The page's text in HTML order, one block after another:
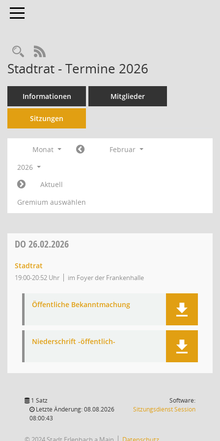
Toggle navigation
RSS-Feed
Stadtrat - Termine 2026
Informationen Mitglieder
Sitzungen
Monat
Februar
2026
Aktuell
Gremium auswählen
DO 26.02.2026
Stadtrat
19:00-20:52 Uhr im Foyer der Frankenhalle
Öffentliche Bekanntmachung
Niederschrift -öffentlich-
1 Satz
Letzte Änderung: 08.08.2026
08:00:43
Software:
SitzungsdienstSession(Wird in